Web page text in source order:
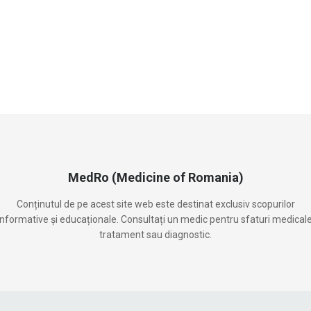
MedRo (Medicine of Romania)
Conținutul de pe acest site web este destinat exclusiv scopurilor
și educaționale. Consultați un medic pentru sfaturi
tratament sau diagnostic.